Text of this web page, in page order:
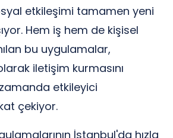
etkileşimi tamamen yeni
Hem iş hem de kişisel
bu uygulamalar,
iletişim kurmasını
etkileyici
çekiyor.
İstanbul'da hızla